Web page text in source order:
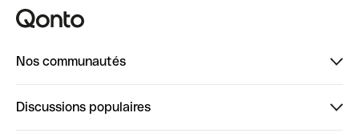
Nos communautés
Discussions populaires